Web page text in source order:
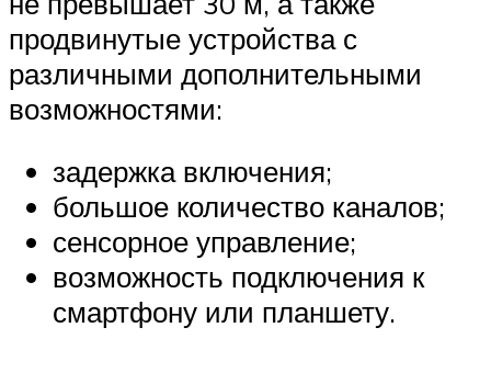
продвинутые устройства с
различными дополнительными
возможностями:
задержка включения;
большое количество каналов;
сенсорное управление;
возможность подключения к
смартфону или планшету.